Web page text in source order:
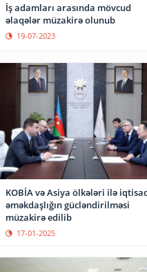
İş adamları arasında mövcud
əlaqələr müzakirə olunub
19-07-2023
KOBİA və Asiya ölkələri ilə
əməkdaşlığın gücləndirilməsi
müzakirə edilib
17-01-2025